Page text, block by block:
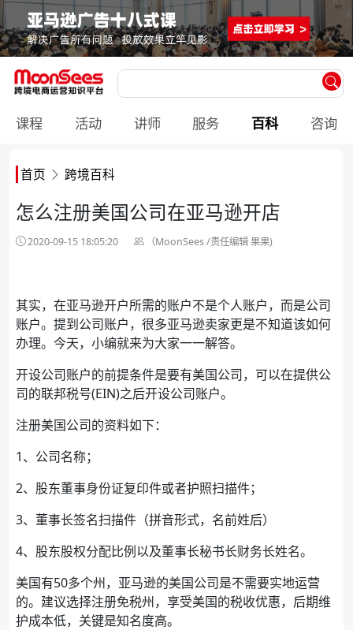
课程 活动 讲师 服务 百科 咨询
首页 跨境百科
怎么注册美国公司在亚马逊开店
2020-09-15 18:05:20 （MoonSees /责任编辑 果果)
其实，在亚马逊开户所需的账户不是个人账户，而是公司
账户。提到公司账户，很多亚马逊卖家更是不知道该如何
办理。今天，小编就来为大家一一解答。
开设公司账户的前提条件是要有美国公司，可以在提供公
司的联邦税号(EIN)之后开设公司账户。
注册美国公司的资料如下：
1、公司名称；
2、股东董事身份证复印件或者护照扫描件；
3、董事长签名扫描件（拼音形式，名前姓后）
4、股东股权分配比例以及董事长秘书长财务长姓名。
美国有50多个州，亚马逊的美国公司是不需要实地运营
的。建议选择注册免税州，享受美国的税收优惠，后期维
护成本低，关键是知名度高。